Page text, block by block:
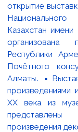
открытие
Казахстан
Республики
Почётного
Алматы.
произведениями
XX века из
произведения